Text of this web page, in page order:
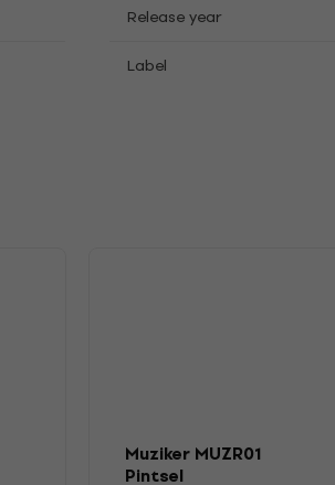
Release year
Label
Muziker MUZR01
Pintsel